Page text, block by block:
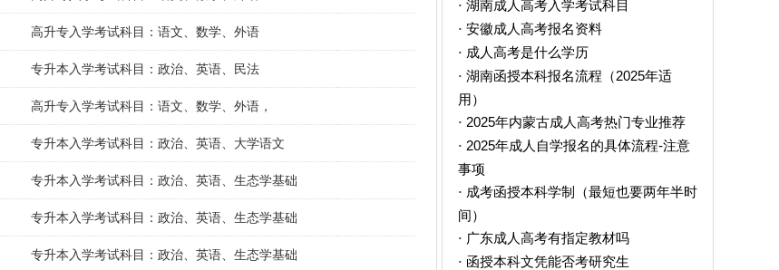
高升专入学考试科目：语文、数学、外语
专升本入学考试科目：政治、英语、民法
高升专入学考试科目：语文、数学、外语，
专升本入学考试科目：政治、英语、大学语文
专升本入学考试科目：政治、英语、生态学基础
专升本入学考试科目：政治、英语、生态学基础
专升本入学考试科目：政治、英语、生态学基础
· 湖南成人高考入学考试科目
· 安徽成人高考报名资料
· 成人高考是什么学历
· ‌湖南函授本科报名流程（2025年适
用）‌
· 2025年内蒙古成人高考热门专业推荐
· 2025年成人自学报名的具体流程-注意
事项
· 成考函授本科学制（最短也要两年半时
间）
· 广东成人高考有指定教材吗
· 函授本科文凭能否考研究生